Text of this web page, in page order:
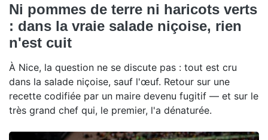
Ni pommes de terre ni haricots verts
: dans la vraie salade niçoise, rien
n'est cuit
À Nice, la question ne se discute pas : tout est cru
dans la salade niçoise, sauf l'œuf. Retour sur une
recette codifiée par un maire devenu fugitif — et sur le
très grand chef qui, le premier, l'a dénaturée.